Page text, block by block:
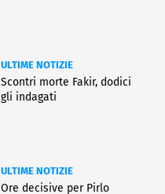
ULTIME NOTIZIE
Scontri morte Fakir, dodici
gli indagati
ULTIME NOTIZIE
Ore decisive per Pirlo